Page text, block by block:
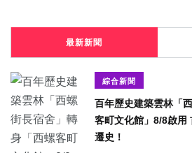
最新新聞
綜合新聞
百年歷史建築雲林「
客町文化館」8/8啟用
遷史！